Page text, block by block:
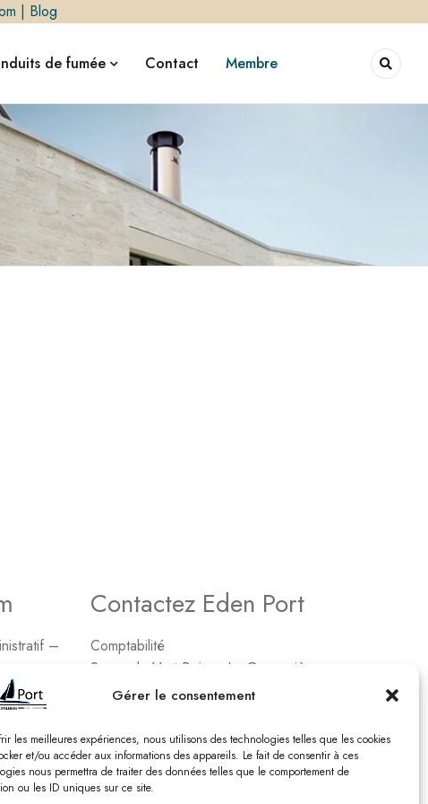
Gérer le consentement
les meilleures expériences, nous utilisons des technologies telles que les cookies
et/ou accéder aux informations des appareils. Le fait de consentir à ces
nous permettra de traiter des données telles que le comportement de
ou les ID uniques sur ce site.
| Blog
de fumée Contact Membre
–
Contactez Eden Port
Comptabilité
2, rue de Vert-Bois – La Gaconnière
17480 le Château d’Oléon
Email : edenport@orange.fr
Nos catalogues